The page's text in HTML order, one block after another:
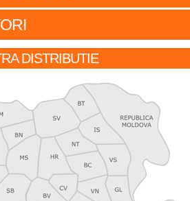
DISTRIBUTIE